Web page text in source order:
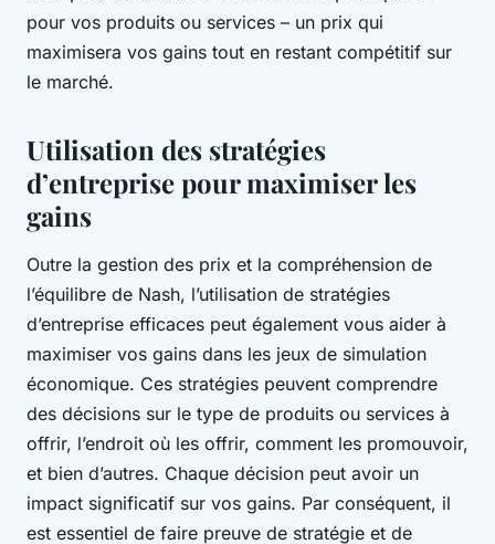
pour vos produits ou services – un prix qui
maximisera vos gains tout en restant compétitif sur
le marché.
Utilisation des stratégies
d’entreprise pour maximiser les
gains
Outre la gestion des prix et la compréhension de
l’équilibre de Nash, l’utilisation de stratégies
d’entreprise efficaces peut également vous aider à
maximiser vos gains dans les jeux de simulation
économique. Ces stratégies peuvent comprendre
des décisions sur le type de produits ou services à
offrir, l’endroit où les offrir, comment les promouvoir,
et bien d’autres. Chaque décision peut avoir un
impact significatif sur vos gains. Par conséquent, il
est essentiel de faire preuve de stratégie et de